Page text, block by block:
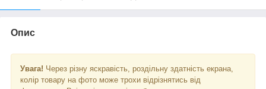
Опис
Увага! Через різну яскравість, роздільну здатність екрана,
колір товару на фото може трохи відрізнятись від